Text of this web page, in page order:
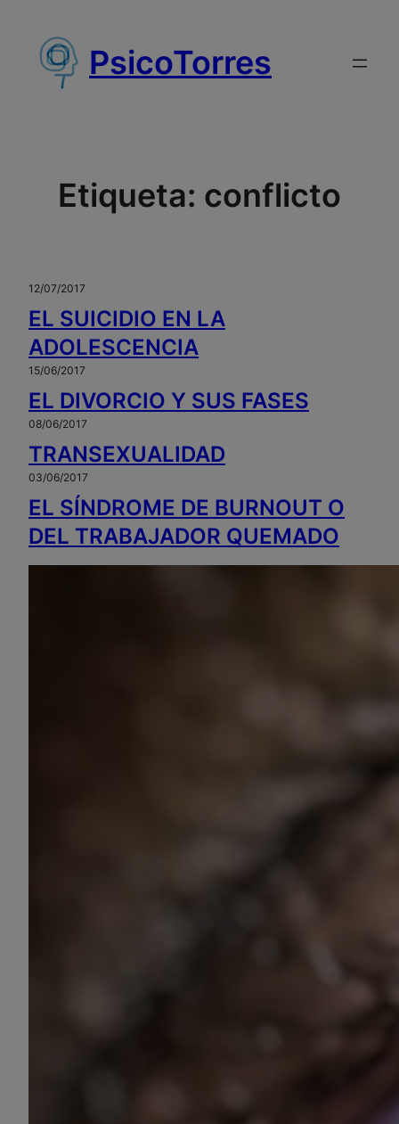
contenido
PsicoTorres
Etiqueta: conflicto
12/07/2017
EL SUICIDIO EN LA
ADOLESCENCIA
15/06/2017
EL DIVORCIO Y SUS FASES
08/06/2017
TRANSEXUALIDAD
03/06/2017
EL SÍNDROME DE BURNOUT O
DEL TRABAJADOR QUEMADO